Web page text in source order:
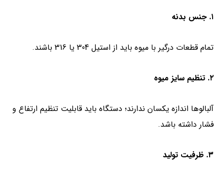
۱. جنس بدنه
تمام قطعات درگیر با میوه باید از استیل 304 یا 316 باشند.
۲. تنظیم سایز میوه
آلبالوها اندازه یکسان ندارند؛ دستگاه باید قابلیت تنظیم ارتفاع و
فشار داشته باشد.
۳. ظرفیت تولید